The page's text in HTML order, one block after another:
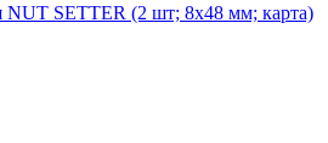
NUT SETTER (2 шт; 8x48 мм; карта)